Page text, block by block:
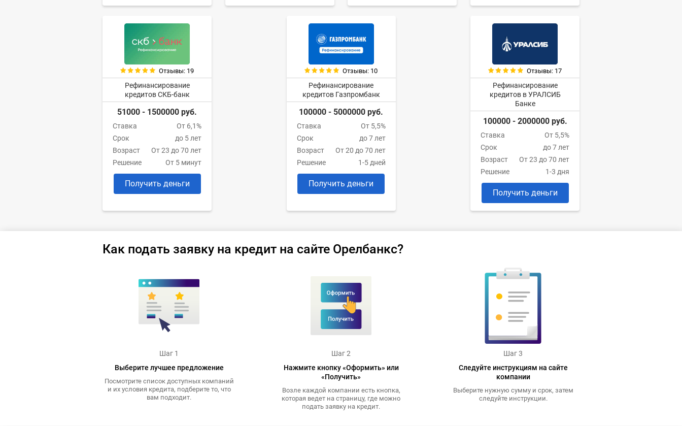
Отзывы: 19
Рефинансирование
кредитов СКБ-банк
51000 - 1500000 руб.
Ставка
От 6,1%
Срок
до 5 лет
Возраст
От 23 до 70 лет
Решение
От 5 минут
Получить деньги
Отзывы: 10
Рефинансирование
кредитов Газпромбанк
100000 - 5000000 руб.
Ставка
От 5,5%
Срок
до 7 лет
Возраст
От 20 до 70 лет
Решение
1-5 дней
Получить деньги
Отзывы: 17
Рефинансирование
кредитов в УРАЛСИБ
Банке
100000 - 2000000 руб.
Ставка
От 5,5%
Срок
до 7 лет
Возраст
От 23 до 70 лет
Решение
1-3 дня
Получить деньги
Как подать заявку на кредит на сайте Орелбанкс?
Шаг 1
Выберите лучшее предложение
Посмотрите список доступных компаний
и их условия кредита, подберите то, что
вам подходит.
Шаг 2
Нажмите кнопку «Оформить» или
«Получить»
Возле каждой компании есть кнопка,
которая ведет на страницу, где можно
подать заявку на кредит.
Шаг 3
Следуйте инструкциям на сайте
компании
Выберите нужную сумму и срок, затем
следуйте инструкции.